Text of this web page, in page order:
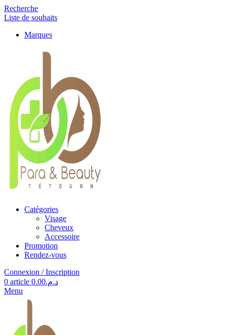
Recherche
Liste de souhaits
Marques
Catégories
Visage
Cheveux
Accessoire
Promotion
Rendez-vous
Connexion / Inscription
0 article د.م.0.00
Menu